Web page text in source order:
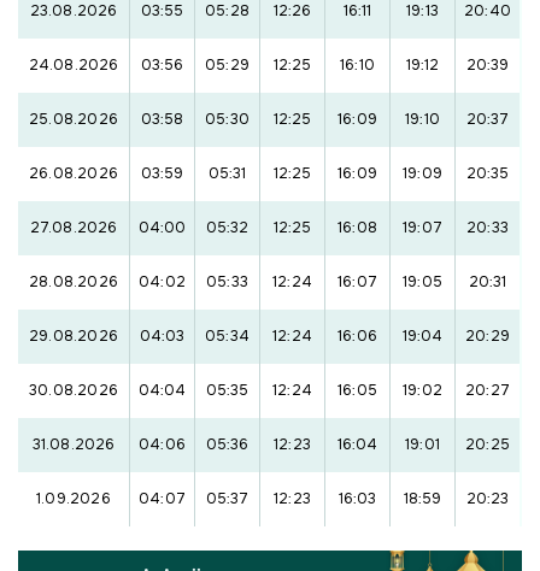
23.08.2026 03:55 05:28 12:26 16:11 19:13 20:40
24.08.2026 03:56 05:29 12:25 16:10 19:12 20:39
25.08.2026 03:58 05:30 12:25 16:09 19:10 20:37
26.08.2026 03:59 05:31 12:25 16:09 19:09 20:35
27.08.2026 04:00 05:32 12:25 16:08 19:07 20:33
28.08.2026 04:02 05:33 12:24 16:07 19:05 20:31
29.08.2026 04:03 05:34 12:24 16:06 19:04 20:29
30.08.2026 04:04 05:35 12:24 16:05 19:02 20:27
31.08.2026 04:06 05:36 12:23 16:04 19:01 20:25
1.09.2026 04:07 05:37 12:23 16:03 18:59 20:23